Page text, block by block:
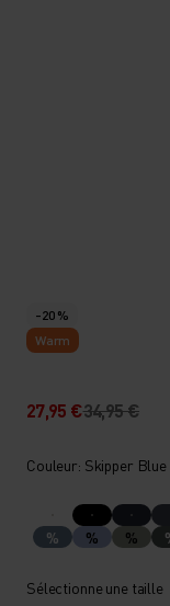
-20 %
Warm
27,95 €34,95 €
Couleur: Skipper Blue
%
% %
Sélectionne une taille